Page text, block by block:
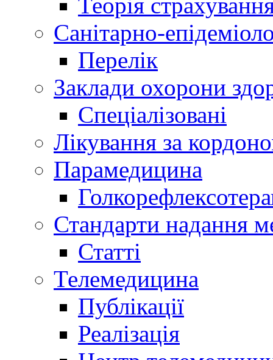
Санітарно-
Перелік
Заклади охорони
Спеціалізовані
Лікування за
Парамедицина
Стандарти надання
Статті
Телемедицина
Публікації
Реалізація